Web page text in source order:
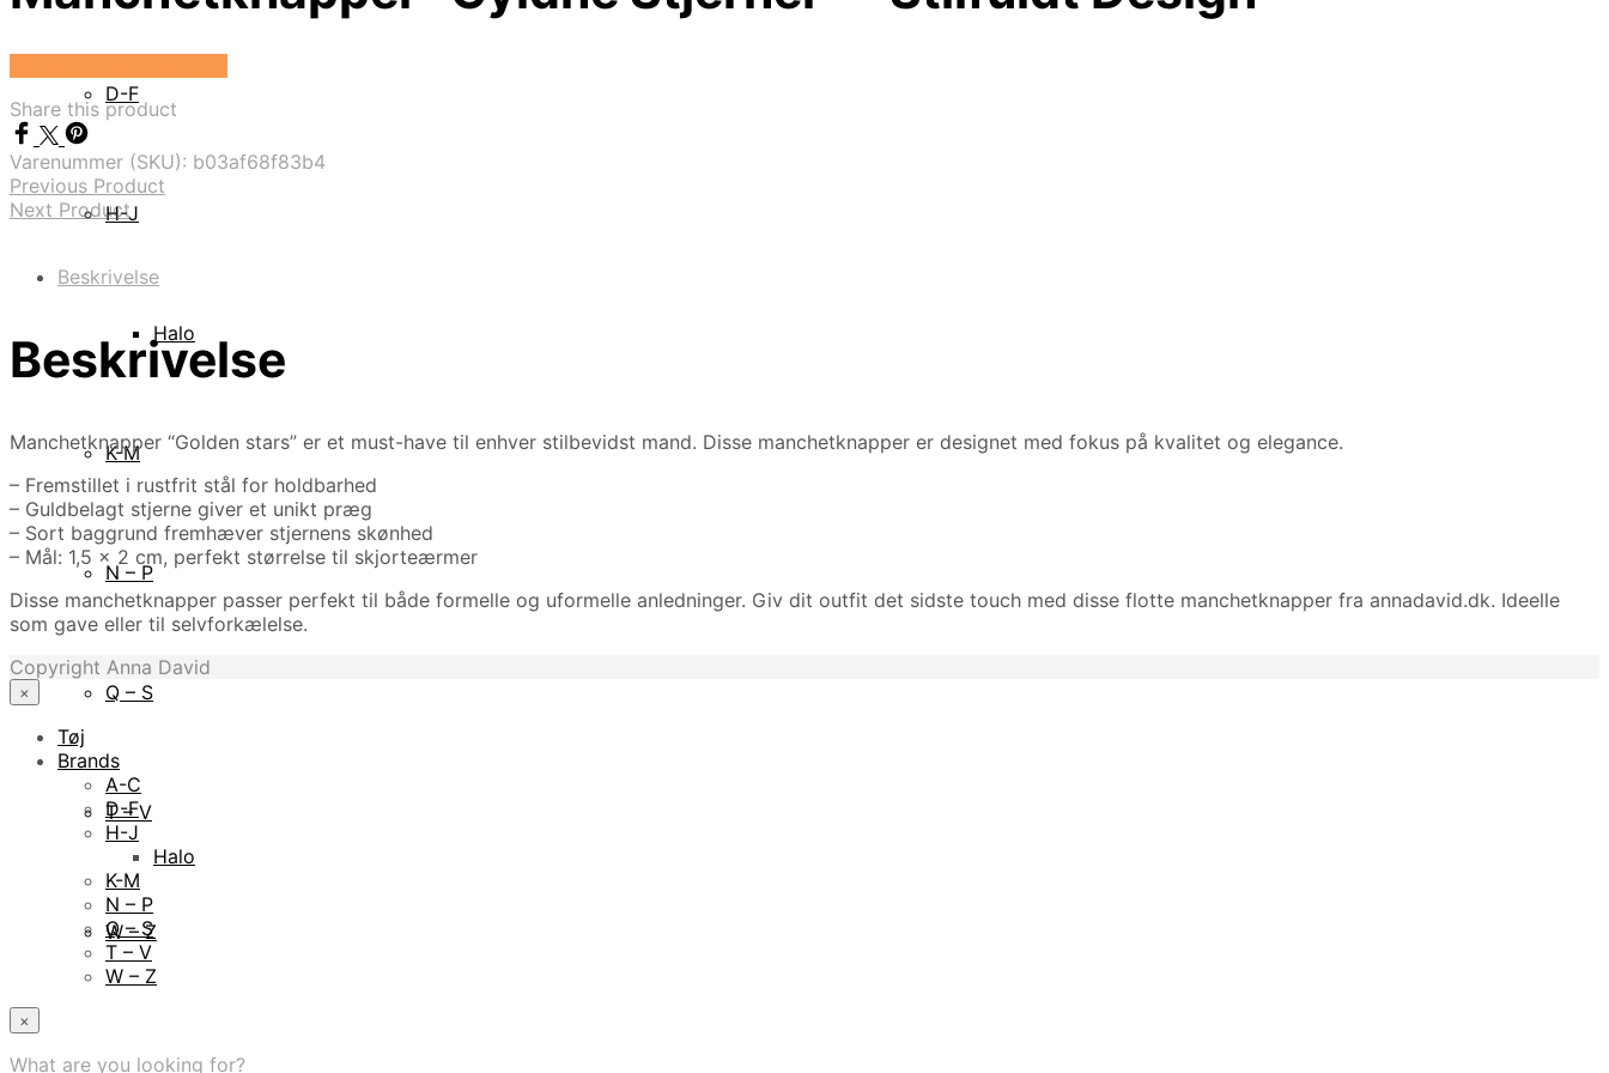
D-F
H-J
Halo
K-M
N – P
Q – S
T – V
W – Z
Share this product
Varenummer (SKU): b03af68f83b4
Previous Product
Next Product
Beskrivelse
Beskrivelse
Manchetknapper “Golden stars” er et must-have til enhver stilbevidst mand. Disse manchetknapper er designet med fokus på kvalitet og elegance.
– Fremstillet i rustfrit stål for holdbarhed
– Guldbelagt stjerne giver et unikt præg
– Sort baggrund fremhæver stjernens skønhed
– Mål: 1,5 x 2 cm, perfekt størrelse til skjorteærmer
Disse manchetknapper passer perfekt til både formelle og uformelle anledninger. Giv dit outfit det sidste touch med disse flotte manchetknapper fra annadavid.dk. Ideelle
som gave eller til selvforkælelse.
Copyright Anna David
×
Tøj
Brands
A-C
D-F
H-J
Halo
K-M
N – P
Q – S
T – V
W – Z
×
What are you looking for?